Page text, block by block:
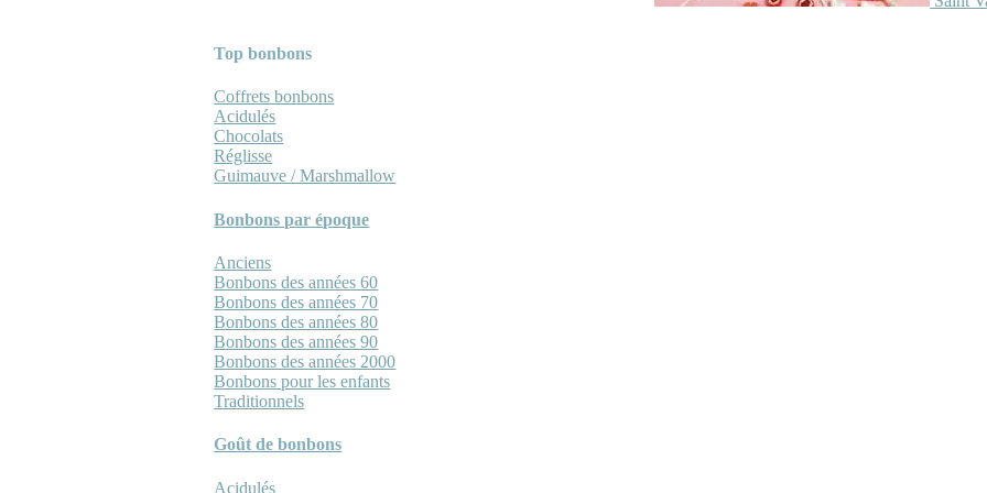
Top bonbons
Coffrets bonbons
Acidulés
Chocolats
Réglisse
Guimauve / Marshmallow
Bonbons par époque
Anciens
Bonbons des années 60
Bonbons des années 70
Bonbons des années 80
Bonbons des années 90
Bonbons des années 2000
Bonbons pour les enfants
Traditionnels
Goût de bonbons
Acidulés